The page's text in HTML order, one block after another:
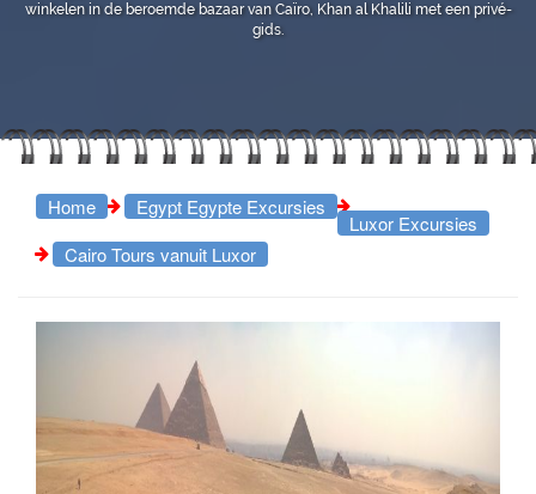
winkelen in de beroemde bazaar van Caïro, Khan al Khalili met een privé-
gids.
Home Egypt Egypte Excursies
Luxor Excursies
Cairo Tours vanuit Luxor